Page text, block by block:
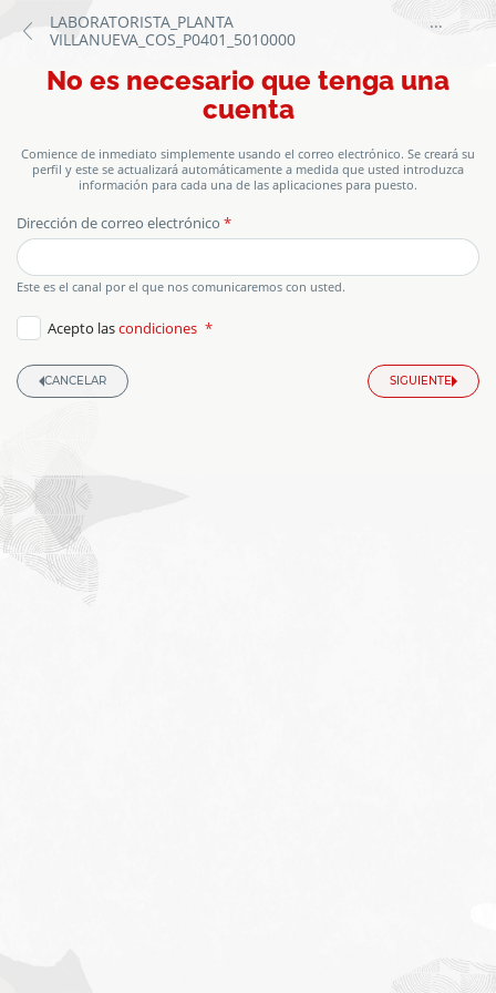
LABORATORISTA_PLANTA
VILLANUEVA_COS_P0401_5010000
...
FormularioPantalla
No es necesario que tenga una
cuenta
Comience de inmediato simplemente usando el correo electrónico. Se creará su
perfil y este se actualizará automáticamente a medida que usted introduzca
información para cada una de las aplicaciones para puesto.
Dirección de correo electrónico
honeypot
Este es el canal por el que nos comunicaremos con usted.
Acepto lascondiciones
CANCELAR SIGUIENTE